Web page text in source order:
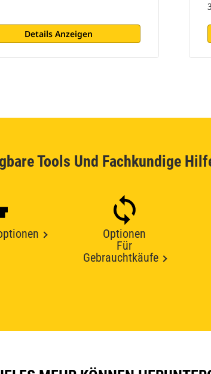
Details Anzeigen
Tools Und Fachkundige
Optionen
Für
Gebrauchtkäufe